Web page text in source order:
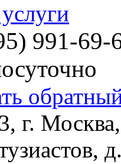
991-69-
г. Москва,